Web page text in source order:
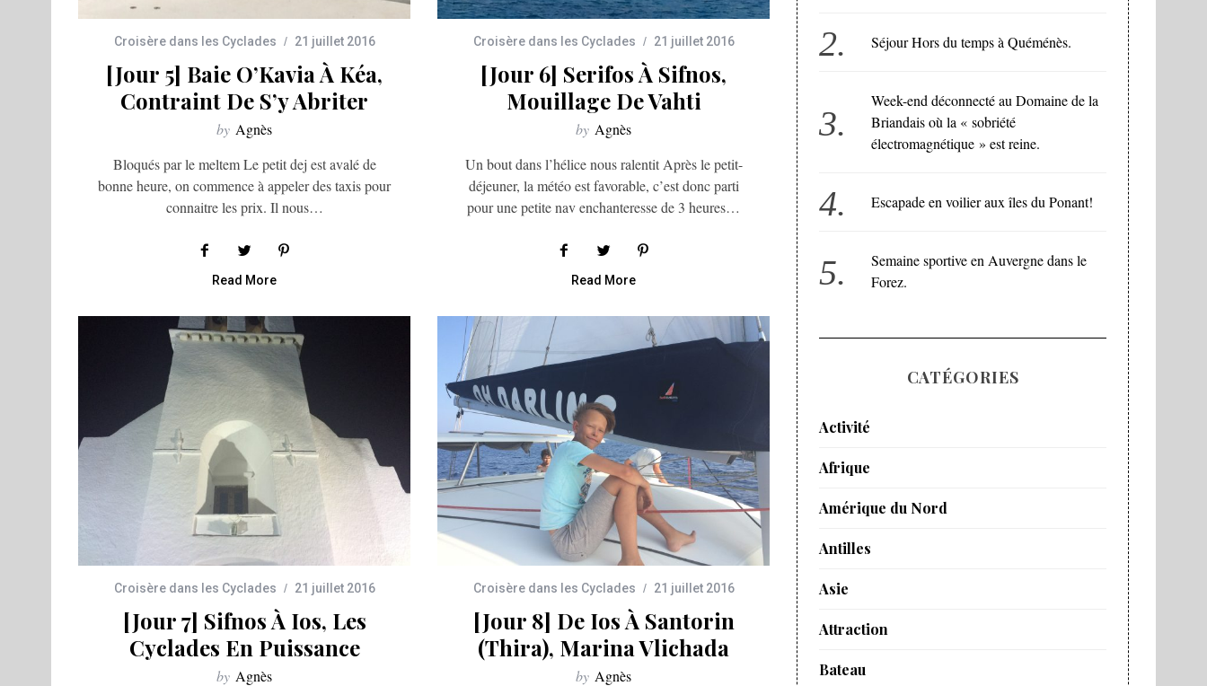
Croisère dans les Cyclades 21 juillet 2016
[Jour 5] Baie O’Kavia À Kéa,
Contraint De S’y Abriter
by Agnès
Bloqués par le meltem Le petit dej est avalé de
bonne heure, on commence à appeler des taxis pour
connaitre les prix. Il nous…
Read More
Croisère dans les Cyclades 21 juillet 2016
[Jour 6] Serifos À Sifnos,
Mouillage De Vahti
by Agnès
Un bout dans l’hélice nous ralentit Après le petit-
déjeuner, la météo est favorable, c’est donc parti
pour une petite nav enchanteresse de 3 heures…
Read More
Croisère dans les Cyclades 21 juillet 2016
[Jour 7] Sifnos À Ios, Les
Cyclades En Puissance
by Agnès
Croisère dans les Cyclades 21 juillet 2016
[Jour 8] De Ios À Santorin
(Thira), Marina Vlichada
by Agnès
Séjour Hors du temps à Quéménès.
Week-end déconnecté au Domaine de la
Briandais où la « sobriété
électromagnétique » est reine.
Escapade en voilier aux îles du Ponant!
Semaine sportive en Auvergne dans le
Forez.
CATÉGORIES
Activité
Afrique
Amérique du Nord
Antilles
Asie
Attraction
Bateau